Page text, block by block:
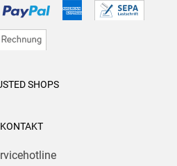
SHOPS
KONTAKT